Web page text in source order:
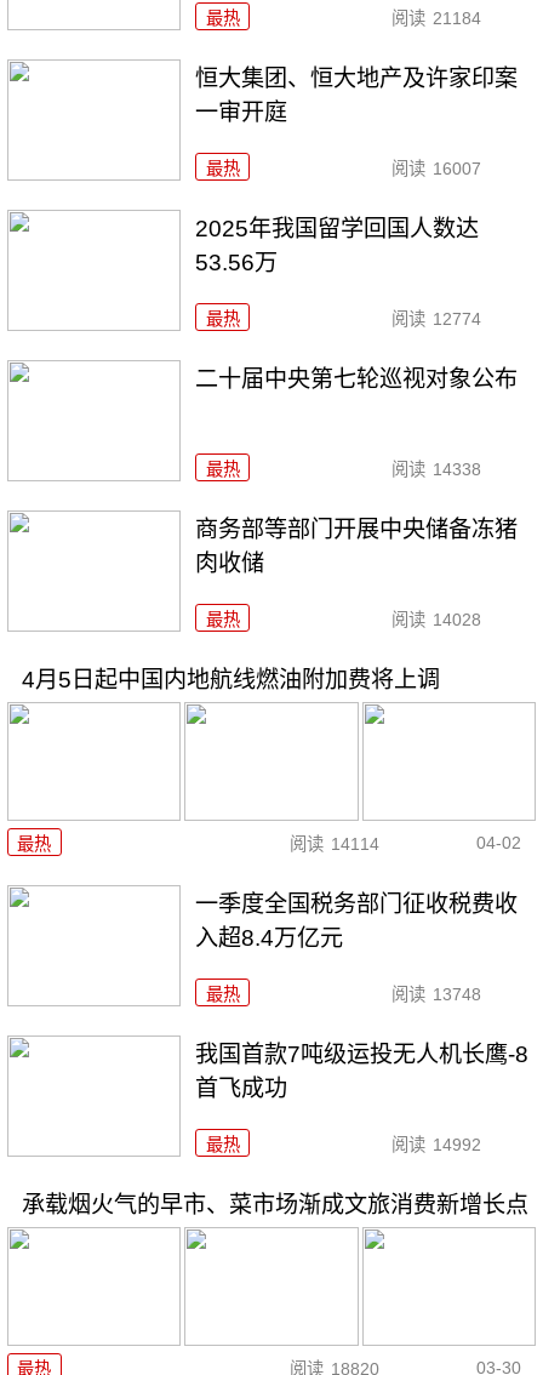
最热 阅读 21184
恒大集团、恒大地产及许家印案
一审开庭
最热 阅读 16007
2025年我国留学回国人数达
53.56万
最热 阅读 12774
二十届中央第七轮巡视对象公布
最热 阅读 14338
商务部等部门开展中央储备冻猪
肉收储
最热 阅读 14028
4月5日起中国内地航线燃油附加费将上调
最热 阅读 14114 04-02
一季度全国税务部门征收税费收
入超8.4万亿元
最热 阅读 13748
我国首款7吨级运投无人机长鹰-8
首飞成功
最热 阅读 14992
承载烟火气的早市、菜市场渐成文旅消费新增长点
最热 阅读 18820 03-30